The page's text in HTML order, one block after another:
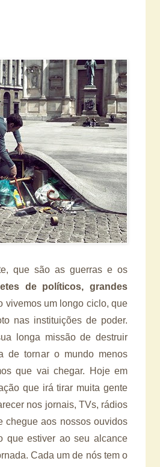
que são as guerras e os
de políticos, grandes
vivemos um longo ciclo, que
nas instituições de poder.
longa missão de destruir
de tornar o mundo menos
que vai chegar. Hoje em
que irá tirar muita gente
nos jornais, TVs, rádios
chegue aos nossos ouvidos
que estiver ao seu alcance
Cada um de nós tem o